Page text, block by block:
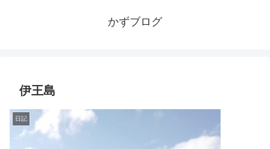
かずブログ
伊王島
日記